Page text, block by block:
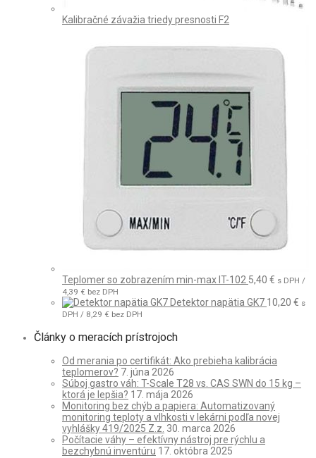
Kalibračné závažia triedy presnosti F2
Teplomer so zobrazením min-max IT-102 5,40 € s DPH /
4,39 € bez DPH
Detektor napätia GK7 10,20 € s
DPH / 8,29 € bez DPH
Články o meracích prístrojoch
Od merania po certifikát: Ako prebieha kalibrácia
teplomerov? 7. júna 2026
Súboj gastro váh: T-Scale T28 vs. CAS SWN do 15 kg –
ktorá je lepšia? 17. mája 2026
Monitoring bez chýb a papiera: Automatizovaný
monitoring teploty a vlhkosti v lekárni podľa novej
vyhlášky 419/2025 Z.z. 30. marca 2026
Počítacie váhy – efektívny nástroj pre rýchlu a
bezchybnú inventúru 17. októbra 2025